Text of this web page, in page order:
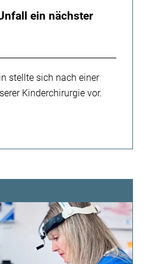
ein nächster
stellte sich nach einer
Kinderchirurgie vor.